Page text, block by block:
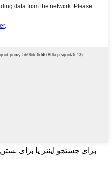
برای جستجو اینتر یا برای بستن